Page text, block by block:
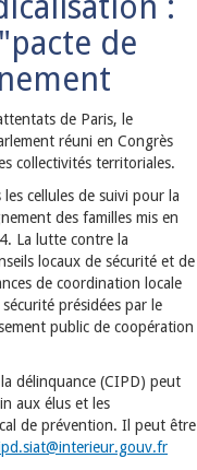
de
de Paris, le
réuni en Congrès
collectivités territoriales.
cellules de suivi pour la
des familles mis en
La lutte contre la
locaux de sécurité et de
de coordination locale
présidées par le
public de coopération
délinquance (CIPD) peut
aux élus et les
de prévention. Il peut être
@interieur.gouv.fr